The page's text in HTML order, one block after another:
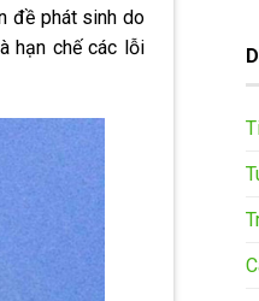
đề phát sinh do
hạn chế các lỗi